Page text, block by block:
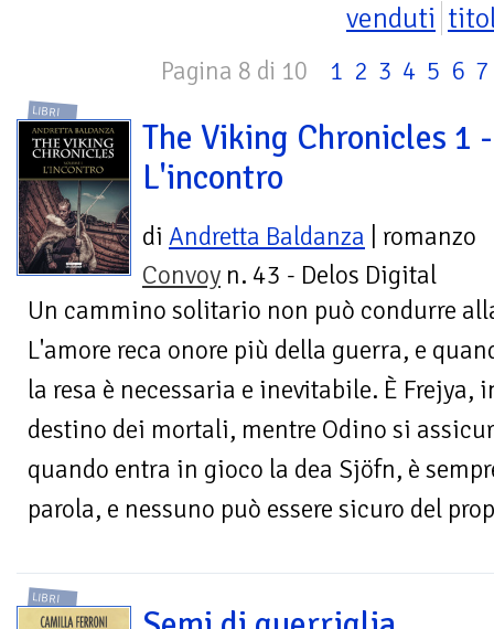
venduti
Pagina 8 di 10 1 2 3 4 5 6 7
LIBRI
The Viking Chronicles 1 -
L'incontro
di Andretta Baldanza | romanzo
Convoy n. 43 - Delos Digital
Un cammino solitario non può condurre
L'amore reca onore più della guerra, e
la resa è necessaria e inevitabile. È
destino dei mortali, mentre Odino si
quando entra in gioco la dea Sjöfn, è
parola, e nessuno può essere sicuro del
LIBRI